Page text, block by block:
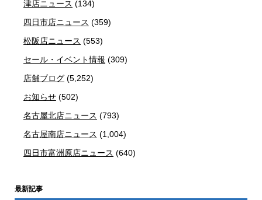
津店ニュース (134)
四日市店ニュース (359)
松阪店ニュース (553)
セール・イベント情報 (309)
店舗ブログ (5,252)
お知らせ (502)
名古屋北店ニュース (793)
名古屋南店ニュース (1,004)
四日市富洲原店ニュース (640)
最新記事